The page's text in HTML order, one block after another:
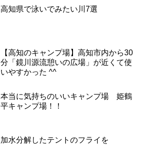
高知県で泳いでみたい川7選
【高知のキャンプ場】高知市内から30
分「鏡川源流憩いの広場」が近くて使
いやすかった ^^
本当に気持ちのいいキャンプ場 姫鶴
平キャンプ場！！
加水分解したテントのフライを